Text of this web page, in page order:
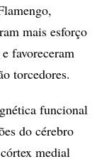
mais esforço
favoreceram
torcedores.
funcional
do cérebro
medial